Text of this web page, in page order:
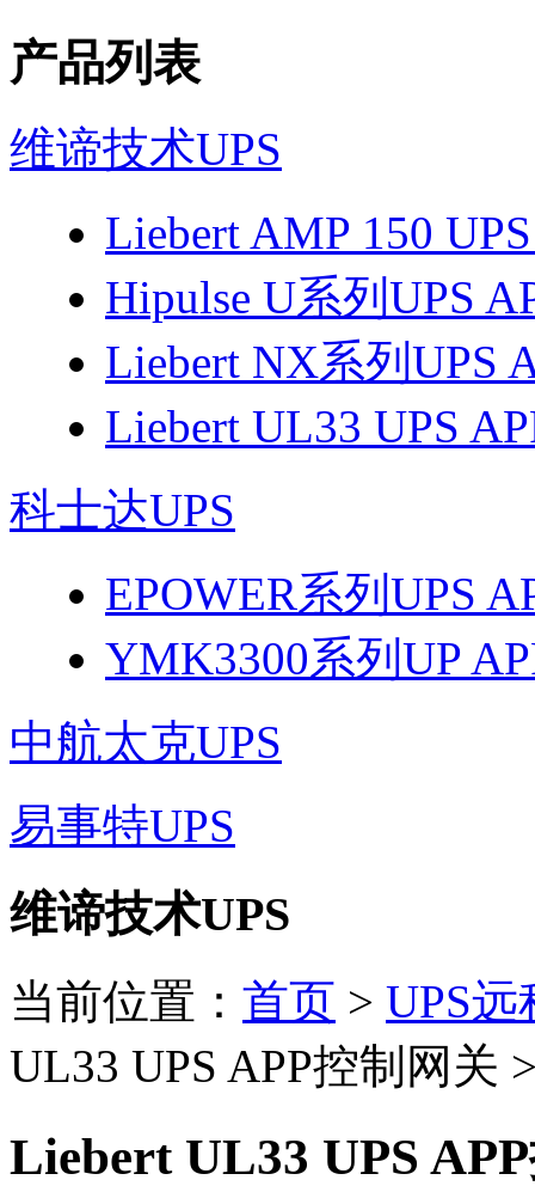
产品列表
维谛技术UPS
Liebert AMP 150
Hipulse U系列UPS
Liebert NX系列UPS
Liebert UL33 UPS
科士达UPS
EPOWER系列UPS
YMK3300系列UP
中航太克UPS
易事特UPS
维谛技术UPS
当前位置： 首页 > UPS
UL33 UPS APP控制网关
Liebert UL33 UPS